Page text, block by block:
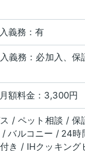
義務：有
義務：必加入、保
額料金：3,300円
/ ペット相談 / 保
/ バルコニー / 24時
き / IHクッキング